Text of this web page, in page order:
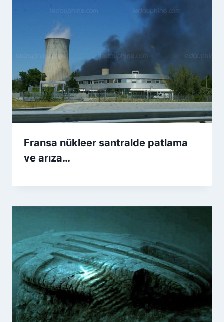
Fransa nükleer santralde patlama
ve arıza…